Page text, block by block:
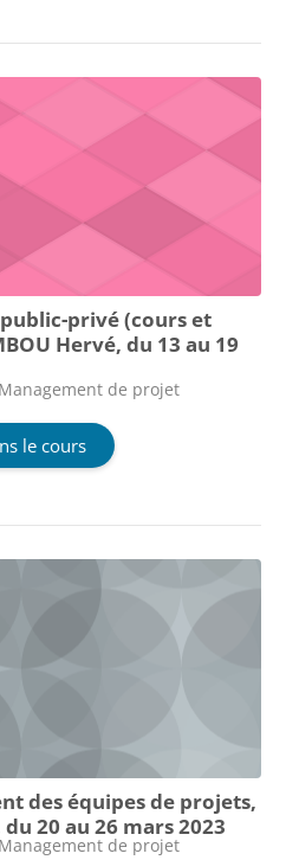
privé (cours et
Hervé, du 13 au 19
de projet
le cours
des équipes de projets,
20 au 26 mars 2023
de projet